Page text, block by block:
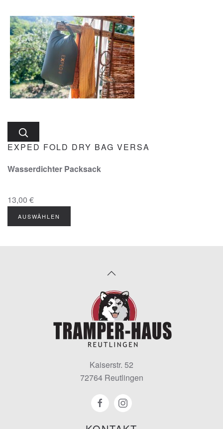
EXPED FOLD DRY BAG VERSA
Wasserdichter Packsack
13,00 €
AUSWÄHLEN
Kaiserstr. 52
72764 Reutlingen